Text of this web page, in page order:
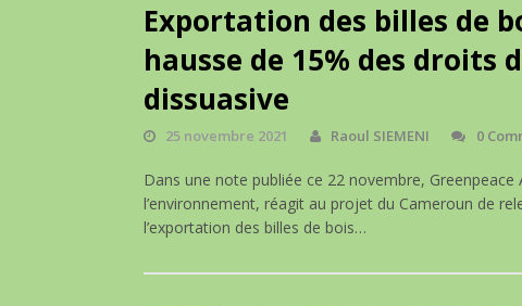
Exportation des billes de
hausse de 15% des droits
dissuasive
25 novembre 2021 Raoul SIEMENI 0
Dans une note publiée ce 22 novembre,
l’environnement, réagit au projet du Cameroun de
l’exportation des billes de bois…